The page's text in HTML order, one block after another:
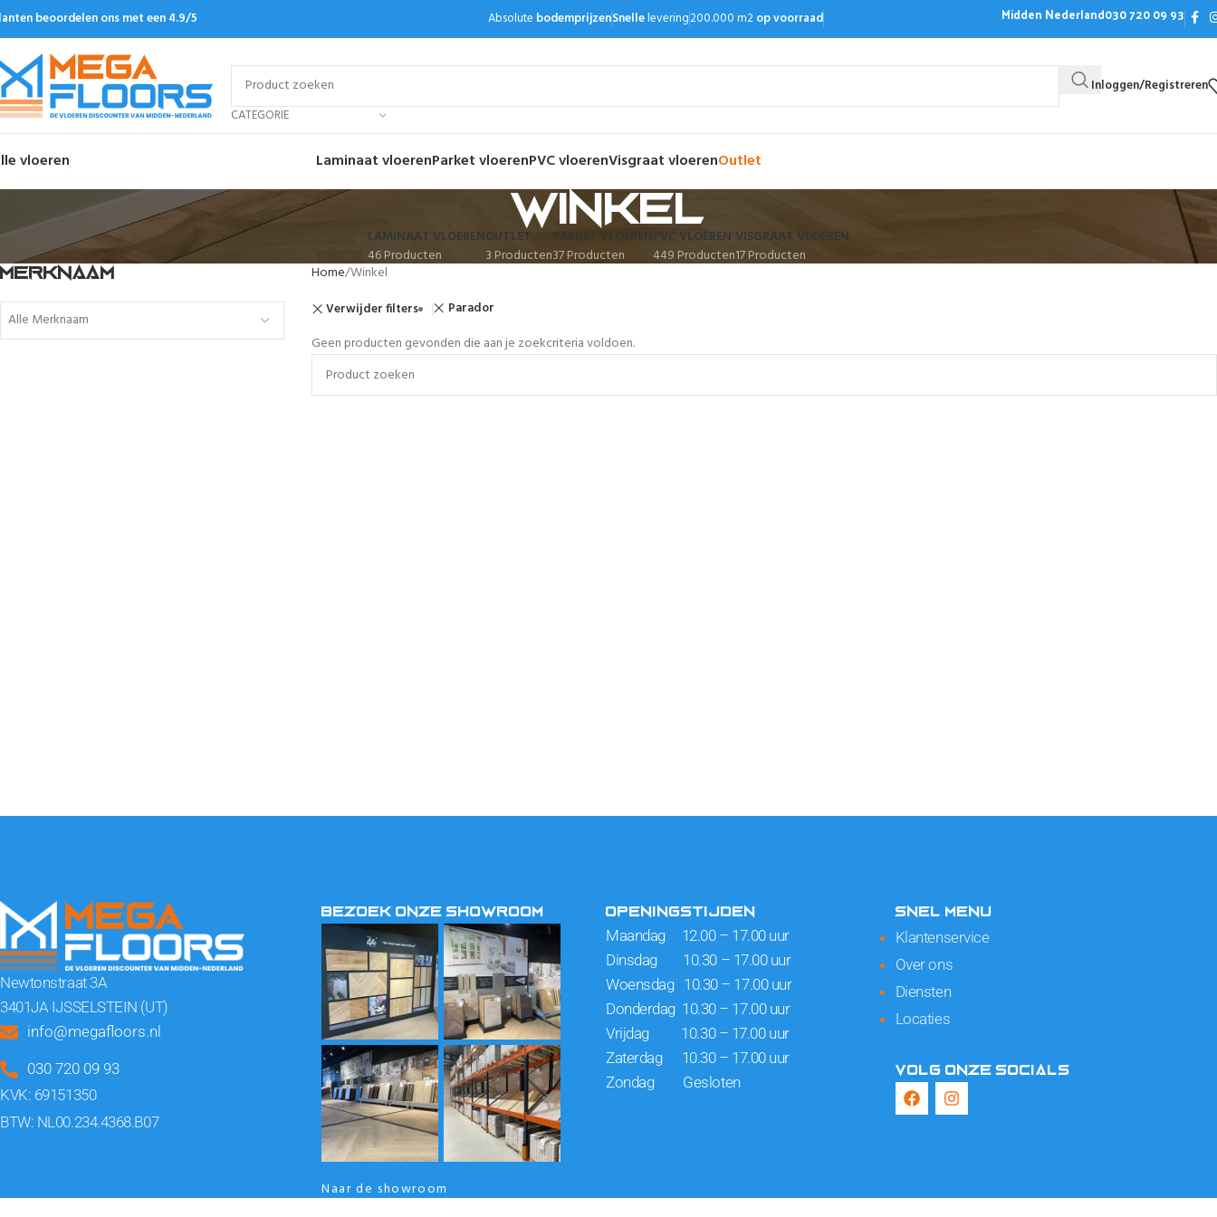
beoordelen ons met een 4.9/5 Absolute bodemprijzenSnellelevering200.000 m2op voorraad Midden Nederland030 720 09 93
CATEGORIE
Inloggen/Registreren
vloeren Laminaat vloerenParket vloerenPVC vloerenVisgraat vloerenOutlet
Winkel
LAMINAAT VLOEREN
46 Producten
OUTLET
3 Producten
PARKET VLOEREN
37 Producten
PVC VLOEREN
449 Producten
VISGRAAT VLOEREN
17 Producten
MERKNAAM
Alle Merknaam
Home Winkel
Verwijder filters Parador
Geen producten gevonden die aan je zoekcriteria voldoen.
Newtonstraat 3A
3401JA IJSSELSTEIN (UT)
info@megafloors.nl
030 720 09 93
KVK: 69151350
BTW: NL00.234.4368.B07
BEZOEK ONZE SHOWROOM
Naar de showroom
OPENINGSTIJDEN
Maandag 12.00 – 17.00 uur
Dinsdag 10.30 – 17.00 uur
Woensdag 10.30 – 17.00 uur
Donderdag 10.30 – 17.00 uur
Vrijdag 10.30 – 17.00 uur
Zaterdag 10.30 – 17.00 uur
Zondag Gesloten
SNEL MENU
Klantenservice
Over ons
Diensten
Locaties
VOLG ONZE SOCIALS